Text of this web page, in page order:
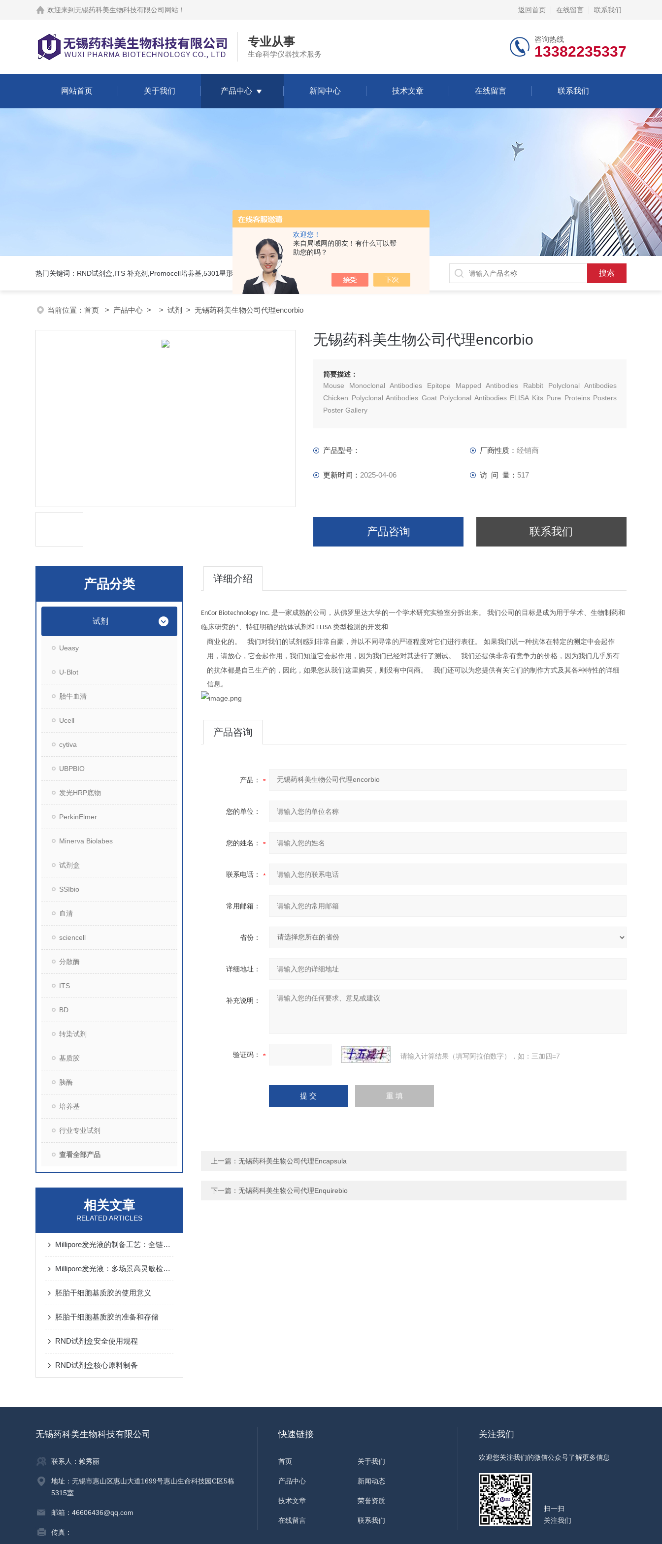
欢迎您！
来自局域网的朋友！有什么可以帮
助您的吗？
欢迎来到 无锡药科美生物科技有限公司网站 ！ 返回首页 在线留言 联系我们
专业从事
生命科学仪器技术服务
咨询热线
13382235337
网站首页 关于我们 产品中心 新闻中心 技术文章 在线留言 联系我们
热门关键词：RND试剂盒,ITS 补充剂,Promocell培养基,5301星形细胞培养基
当前位置： 首页 > 产品中心 > > 试剂 > 无锡药科美生物公司代理encorbio
无锡药科美生物公司代理encorbio
简要描述：
Mouse Monoclonal Antibodies Epitope Mapped Antibodies Rabbit Polyclonal Antibodies
Chicken Polyclonal Antibodies Goat Polyclonal Antibodies ELISA Kits Pure Proteins Posters
Poster Gallery
产品型号： 厂商性质： 经销商
更新时间： 2025-04-06 访 问 量： 517
产品咨询 联系我们
产品分类
试剂
Ueasy
U-Blot
胎牛血清
Ucell
cytiva
UBPBIO
发光HRP底物
PerkinElmer
Minerva Biolabes
试剂盒
SSIbio
血清
sciencell
分散酶
ITS
BD
转染试剂
基质胶
胰酶
培养基
行业专业试剂
查看全部产品
相关文章
RELATED ARTICLES
Millipore发光液的制备工艺：全链路质控保障检测性能稳定
Millipore发光液：多场景高灵敏检测的核心试剂支撑
胚胎干细胞基质胶的使用意义
胚胎干细胞基质胶的准备和存储
RND试剂盒安全使用规程
RND试剂盒核心原料制备
详细介绍
EnCor Biotechnology Inc. 是一家成熟的公司，从佛罗里达大学的一个学术研究实验室分拆出来。
我们公司的目标是成为用于学术、生物制药和
临床研究的*、特征明确的抗体试剂和 ELISA 类型检测的开发和
商业化的 。 我们对我们的试剂感到非常自豪，并以不同寻常的严谨程度对它们进行表征。
如果我们说一种抗体在特定的测定中会起作
用，请放心，它会起作用，我们知道它会起作用，因为我们已经对其进行了测试。
我们还提供非常有竞争力的价格，因为我们几乎所有
的抗体都是自己生产的，因此，如果您从我们这里购买，则没有中间商。
我们还可以为您提供有关它们的制作方式及其各种特性的详细
信息。
产品咨询
产品：
您的单位：
您的姓名：
联系电话：
常用邮箱：
省份：
详细地址：
补充说明：
验证码： 请输入计算结果（填写阿拉伯数字），如：三加四=7
上一篇： 无锡药科美生物公司代理Encapsula
下一篇： 无锡药科美生物公司代理Enquirebio
无锡药科美生物科技有限公司
联系人：赖秀丽
地址：无锡市惠山区惠山大道1699号惠山生命科技园C区5栋
5315室
邮箱：46606436@qq.com
传真：
快速链接
首页 关于我们
产品中心 新闻动态
技术文章 荣誉资质
在线留言 联系我们
关注我们
欢迎您关注我们的微信公众号了解更多信息
扫一扫
关注我们